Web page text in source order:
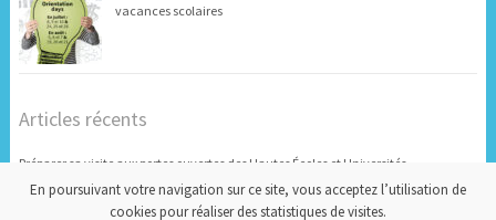
vacances scolaires
Articles récents
Préparer sa visite aux portes ouvertes des Hautes Écoles et Universités
Etudes supérieures en Belgique : choisir son cursus
En poursuivant votre navigation sur ce site, vous acceptez l’utilisation de
cookies pour réaliser des statistiques de visites.